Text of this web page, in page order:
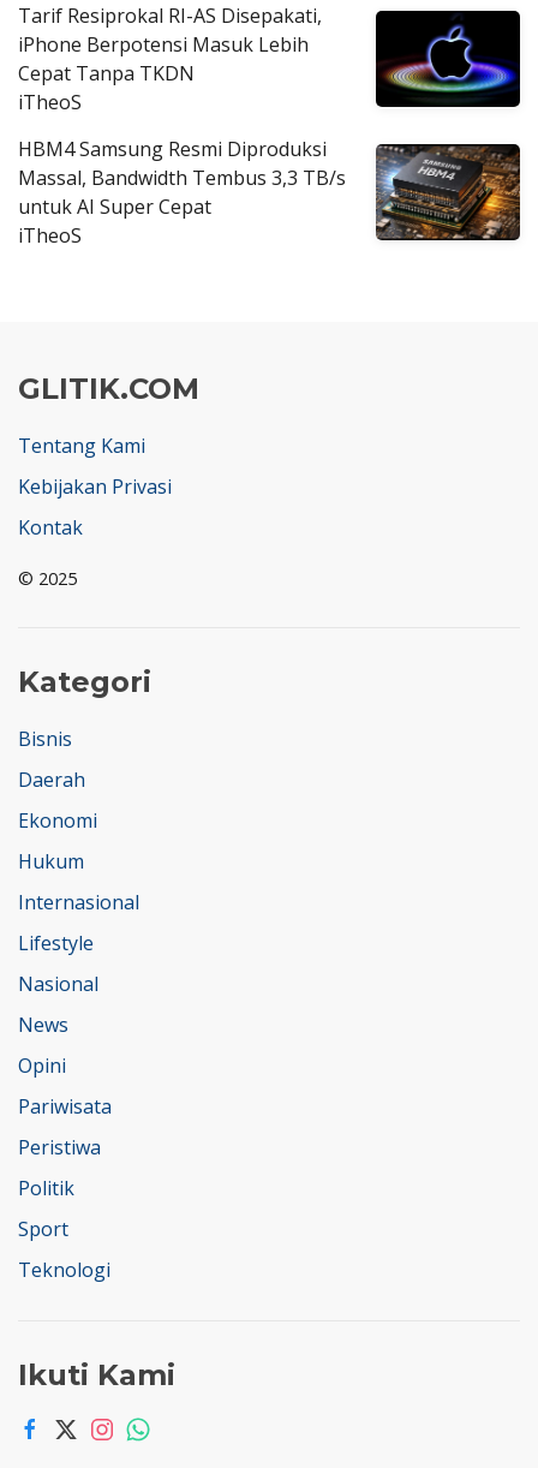
Tarif Resiprokal RI-AS Disepakati,
iPhone Berpotensi Masuk Lebih
Cepat Tanpa TKDN
iTheoS
HBM4 Samsung Resmi Diproduksi
Massal, Bandwidth Tembus 3,3 TB/s
untuk AI Super Cepat
iTheoS
GLITIK.COM
Tentang Kami
Kebijakan Privasi
Kontak
© 2025
Kategori
Bisnis
Daerah
Ekonomi
Hukum
Internasional
Lifestyle
Nasional
News
Opini
Pariwisata
Peristiwa
Politik
Sport
Teknologi
Ikuti Kami